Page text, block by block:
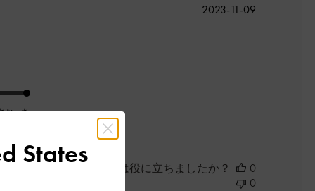
かった
公
2023-11-09
このレビューは役に立ちましたか？
0
0
States